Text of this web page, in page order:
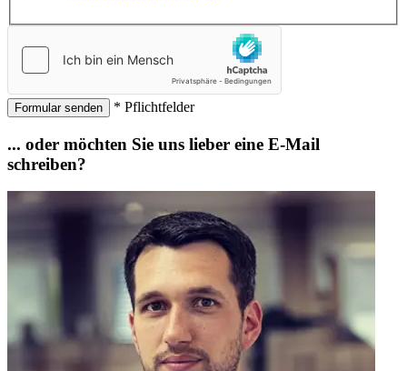
Formular senden * Pflichtfelder
... oder möchten Sie uns lieber eine E-Mail
schreiben?